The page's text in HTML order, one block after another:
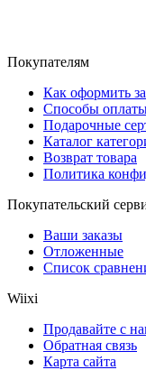
Покупателям
Как оформить
Способы
Подарочные
Каталог
Возврат товара
Политика
Покупательский
Ваши заказы
Отложенные
Список
Wiixi
Продавайте с
Обратная связь
Карта сайта